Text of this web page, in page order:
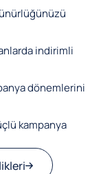
indirimli
dönemlerini
kampanya